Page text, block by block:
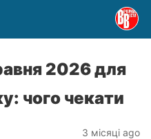
2026 для
чого чекати
3 місяці ago